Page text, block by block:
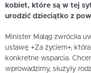
kobiet, które są w tej
urodzić dzieciątko z
Minister Maląg zwróciła
ustawę +Za życiem+,
konkretne wsparcia.
wprowadzimy, służyły